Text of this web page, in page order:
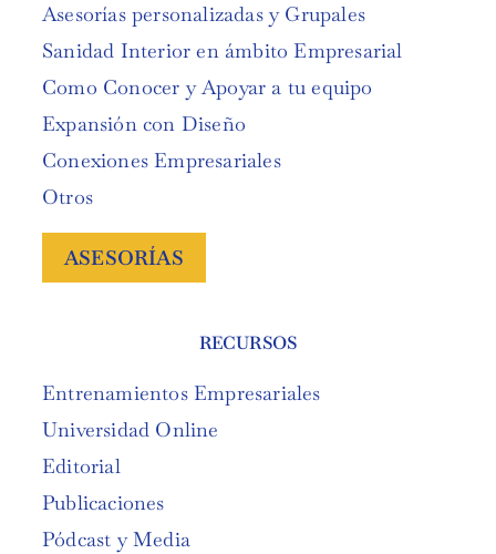
Asesorías personalizadas y Grupales
Sanidad Interior en ámbito Empresarial
Como Conocer y Apoyar a tu equipo
Expansión con Diseño
Conexiones Empresariales
Otros
ASESORÍAS
RECURSOS
Entrenamientos Empresariales
Universidad Online
Editorial
Publicaciones
Pódcast y Media